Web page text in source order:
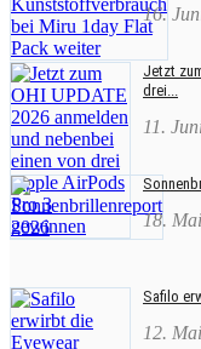
16.
Jetzt
drei...
11.
18.
Safilo
12.